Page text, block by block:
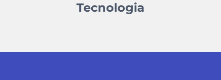
Tecnologia